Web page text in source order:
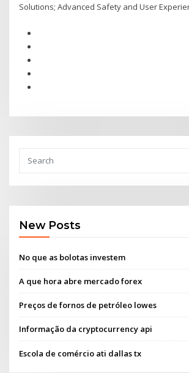
Solutions; Advanced Safety and User
New Posts
No que as bolotas investem
A que hora abre mercado forex
Preços de fornos de petróleo lowes
Informação da cryptocurrency api
Escola de comércio ati dallas tx